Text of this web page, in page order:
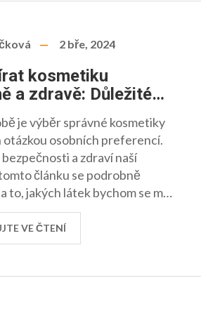
2 bře, 2024
kosmetiku
a zdravě: Důležité
je výběr správné kosmetiky
otázkou osobních preferencí.
a zdraví naší
článku se podrobně
to, jakých látek bychom se měli
rozpoznat kvalitní produkty a
měli zvážit přechod na
Nabídnu také
abychom si zajistili nejen
VE ČTENÍ